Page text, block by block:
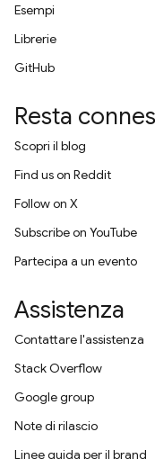
Esempi
Librerie
GitHub
Resta
Scopri il blog
Find us on Reddit
Follow on X
Subscribe on YouTube
Partecipa a un evento
Assistenza
Contattare l'assistenza
Stack Overflow
Google group
Note di rilascio
Linee guida per il brand